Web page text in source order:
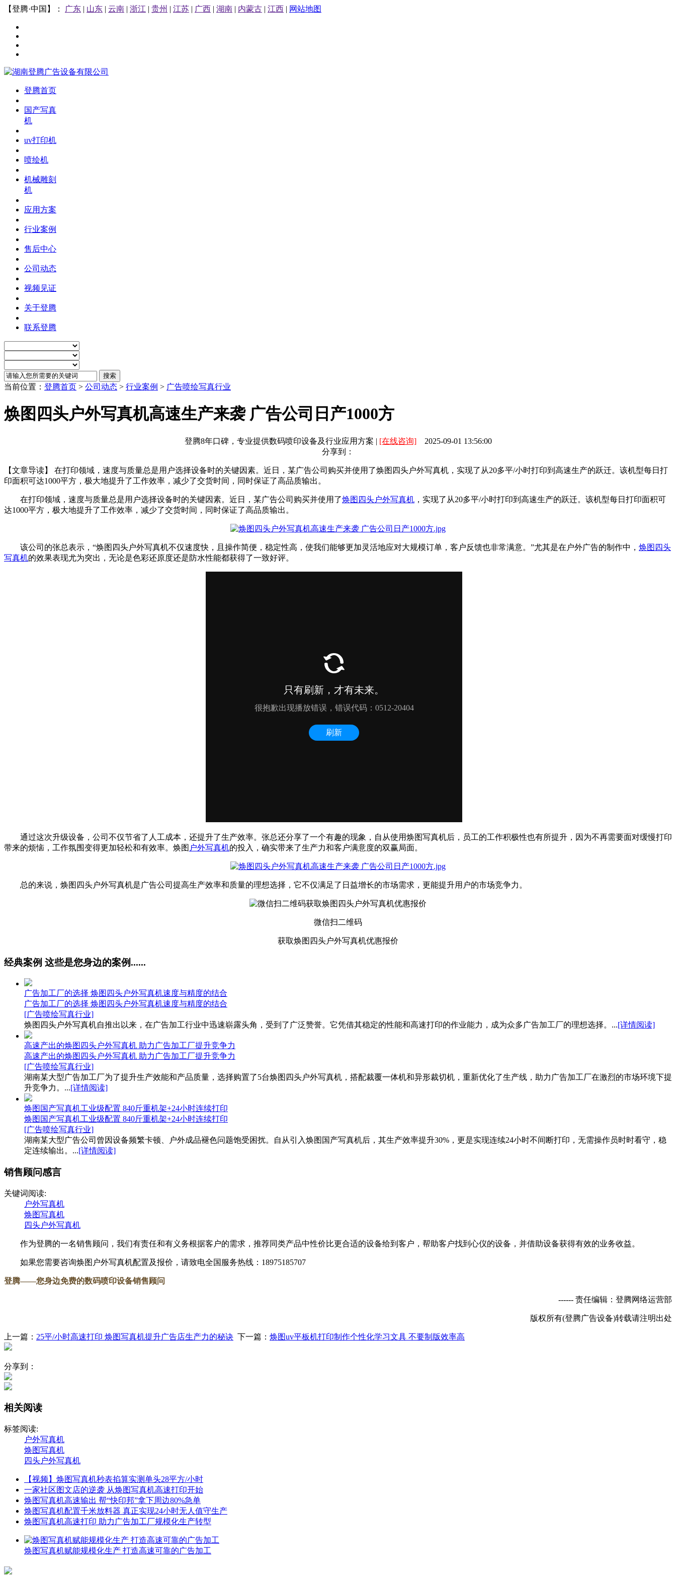
【登腾·中国】： 广东 | 山东 | 云南 | 浙江 | 贵州 | 江苏 | 广西 | 湖南 | 内蒙古 | 江西 | 网站地图
登腾首页
国产写真
机
uv打印机
喷绘机
机械雕刻
机
应用方案
行业案例
售后中心
公司动态
视频见证
关于登腾
联系登腾
当前位置： 登腾首页 > 公司动态 > 行业案例 > 广告喷绘写真行业
焕图四头户外写真机高速生产来袭 广告公司日产1000方
登腾8年口碑，专业提供数码喷印设备及行业应用方案 | [在线咨询]2025-09-01 13:56:00
分享到：
【文章导读】 在打印领域，速度与质量总是用户选择设备时的关键因素。近日，某广告公司购买并使用了焕图四头户外写真机，实现了从20多平/小时打印到高速生产的跃迁。该机型每日打
印面积可达1000平方，极大地提升了工作效率，减少了交货时间，同时保证了高品质输出。
在打印领域，速度与质量总是用户选择设备时的关键因素。近日，某广告公司购买并使用了焕图四头户外写真机 ，实现了从20多平/小时打印到高速生产的跃迁。该机型每日打印面积可
达1000平方，极大地提升了工作效率，减少了交货时间，同时保证了高品质输出。
该公司的张总表示，“焕图四头户外写真机不仅速度快，且操作简便，稳定性高，使我们能够更加灵活地应对大规模订单，客户反馈也非常满意。”尤其是在户外广告的制作中， 焕图四头
写真机的效果表现尤为突出，无论是色彩还原度还是防水性能都获得了一致好评。
通过这次升级设备，公司不仅节省了人工成本，还提升了生产效率。张总还分享了一个有趣的现象，自从使用焕图写真机后，员工的工作积极性也有所提升，因为不再需要面对缓慢打印
带来的烦恼，工作氛围变得更加轻松和有效率。焕图 户外写真机的投入，确实带来了生产力和客户满意度的双赢局面。
总的来说，焕图四头户外写真机是广告公司提高生产效率和质量的理想选择，它不仅满足了日益增长的市场需求，更能提升用户的市场竞争力。
微信扫二维码
获取焕图四头户外写真机优惠报价
经典案例 这些是您身边的案例......
广告加工厂的选择 焕图四头户外写真机速度与精度的结合
广告加工厂的选择 焕图四头户外写真机速度与精度的结合
[广告喷绘写真行业]
焕图四头户外写真机自推出以来，在广告加工行业中迅速崭露头角，受到了广泛赞誉。它凭借其稳定的性能和高速打印的作业能力，成为众多广告加工厂的理想选择。...[详情阅读]
高速产出的焕图四头户外写真机 助力广告加工厂提升竞争力
高速产出的焕图四头户外写真机 助力广告加工厂提升竞争力
[广告喷绘写真行业]
湖南某大型广告加工厂为了提升生产效能和产品质量，选择购置了5台焕图四头户外写真机，搭配裁覆一体机和异形裁切机，重新优化了生产线，助力广告加工厂在激烈的市场环境下提
升竞争力。...[详情阅读]
焕图国产写真机工业级配置 840斤重机架+24小时连续打印
焕图国产写真机工业级配置 840斤重机架+24小时连续打印
[广告喷绘写真行业]
湖南某大型广告公司曾因设备频繁卡顿、户外成品褪色问题饱受困扰。自从引入焕图国产写真机后，其生产效率提升30%，更是实现连续24小时不间断打印，无需操作员时时看守，稳
定连续输出。...[详情阅读]
销售顾问感言
关键词阅读:
户外写真机
焕图写真机
四头户外写真机
作为登腾的一名销售顾问，我们有责任和有义务根据客户的需求，推荐同类产品中性价比更合适的设备给到客户，帮助客户找到心仪的设备，并借助设备获得有效的业务收益。
如果您需要咨询焕图户外写真机配置及报价，请致电全国服务热线：18975185707
登腾——您身边免费的数码喷印设备销售顾问
------ 责任编辑：登腾网络运营部
版权所有(登腾广告设备)转载请注明出处
上一篇： 25平/小时高速打印 焕图写真机提升广告店生产力的秘诀 下一篇： 焕图uv平板机打印制作个性化学习文具 不要制版效率高
分享到：
相关阅读
标签阅读:
户外写真机
焕图写真机
四头户外写真机
【视频】焕图写真机秒表掐算实测单头28平方/小时
一家社区图文店的逆袭 从焕图写真机高速打印开始
焕图写真机高速输出 帮“快印邦”拿下周边80%急单
焕图写真机配置千米放料器 真正实现24小时无人值守生产
焕图写真机高速打印 助力广告加工厂规模化生产转型
焕图写真机赋能规模化生产 打造高速可靠的广告加工